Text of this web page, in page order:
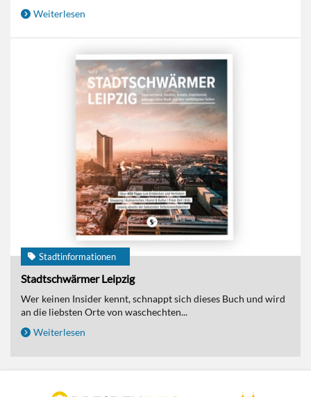
Weiterlesen
Stadtinformationen
Stadtschwärmer Leipzig
Wer keinen Insider kennt, schnappt sich dieses Buch und wird
an die liebsten Orte von waschechten...
Weiterlesen